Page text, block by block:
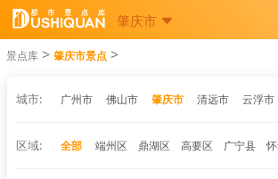
肇庆市
景点库 > 肇庆市景点 >
城市: 广州市 佛山市 肇庆市 清远市 云浮市
区域: 全部 端州区 鼎湖区 高要区 广宁县